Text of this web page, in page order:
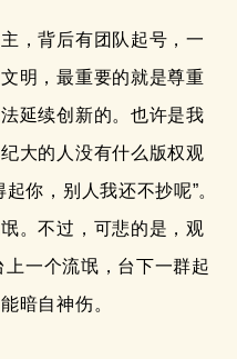
，背后有团队起号，一
明，最重要的就是尊重
延续创新的。也许是我
大的人没有什么版权观
你，别人我还不抄呢”。
。不过，可悲的是，观
一个流氓，台下一群起
暗自神伤。